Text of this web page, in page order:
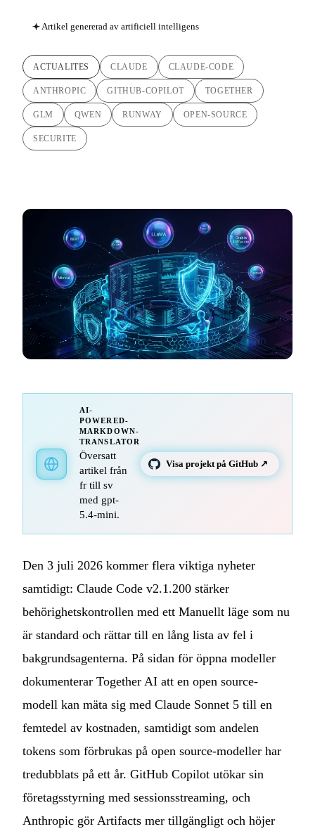
Artikel genererad av artificiell intelligens
ACTUALITES CLAUDE CLAUDE-CODE
ANTHROPIC GITHUB-COPILOT TOGETHER
GLM QWEN RUNWAY OPEN-SOURCE
SECURITE
AI-
POWERED-
MARKDOWN-
TRANSLATOR
Översatt
artikel från
fr till sv
med gpt-
5.4-mini.
Visa projekt på GitHub ↗
Den 3 juli 2026 kommer flera viktiga nyheter
samtidigt: Claude Code v2.1.200 stärker
behörighetskontrollen med ett Manuellt läge som nu
är standard och rättar till en lång lista av fel i
bakgrundsagenterna. På sidan för öppna modeller
dokumenterar Together AI att en open source-
modell kan mäta sig med Claude Sonnet 5 till en
femtedel av kostnaden, samtidigt som andelen
tokens som förbrukas på open source-modeller har
tredubblats på ett år. GitHub Copilot utökar sin
företagsstyrning med sessionsstreaming, och
Anthropic gör Artifacts mer tillgängligt och höjer